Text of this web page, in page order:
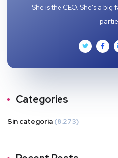
She is the CEO. She's a
Categories
Sin categoría (8.273)